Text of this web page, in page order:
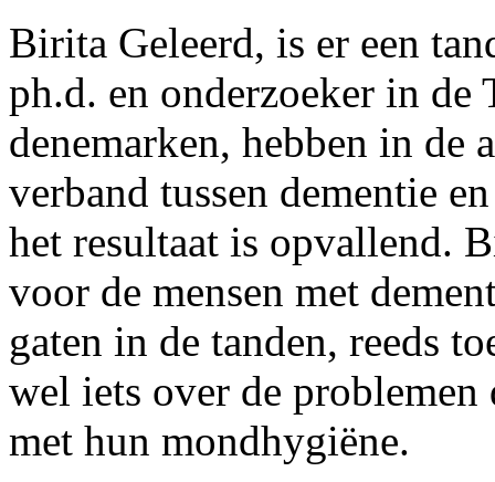
Birita Geleerd, is er een
ph.d. en onderzoeker in de
denemarken, hebben in de
verband tussen dementie
het resultaat is opvallend.
voor de mensen met
gaten in de tanden, reeds
wel iets over de problemen
met hun mondhygiëne.